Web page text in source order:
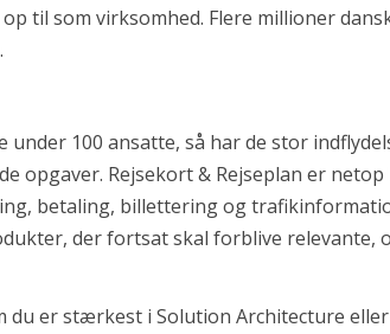
til som virksomhed. Flere millioner
100 ansatte, så har de stor
opgaver. Rejsekort & Rejseplan er
betaling, billettering og
der fortsat skal forblive
er stærkest i Solution Architecture